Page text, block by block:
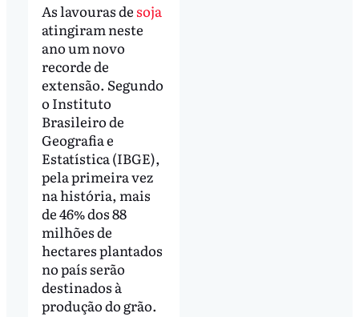
As lavouras de soja
atingiram neste
ano um novo
recorde de
extensão. Segundo
o Instituto
Brasileiro de
Geografia e
Estatística (IBGE),
pela primeira vez
na história, mais
de 46% dos 88
milhões de
hectares plantados
no país serão
destinados à
produção do grão.